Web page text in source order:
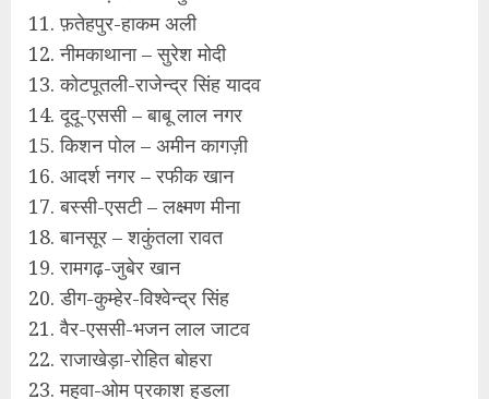
11. फ़तेहपुर-हाकम अली
12. नीमकाथाना – सुरेश मोदी
13. कोटपूतली-राजेन्द्र सिंह यादव
14. दूदू-एससी – बाबू लाल नगर
15. किशन पोल – अमीन कागज़ी
16. आदर्श नगर – रफीक खान
17. बस्सी-एसटी – लक्ष्मण मीना
18. बानसूर – शकुंतला रावत
19. रामगढ़-जुबेर खान
20. डीग-कुम्हेर-विश्वेन्द्र सिंह
21. वैर-एससी-भजन लाल जाटव
22. राजाखेड़ा-रोहित बोहरा
23. महुवा-ओम प्रकाश हुडला